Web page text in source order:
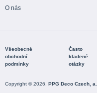
O nás
Všeobecné
obchodní
podmínky
Často
kladené
otázky
Copyright © 2026, PPG Deco Czech,